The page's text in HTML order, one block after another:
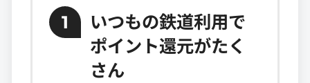
1
いつもの鉄道利用で
ポイント還元がたく
さん